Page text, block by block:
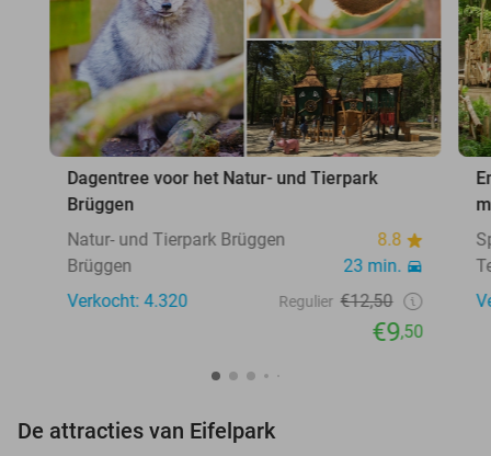
Dagentree voor het Natur- und Tierpark
Brüggen
Natur- und Tierpark Brüggen
8.8
Brüggen
23 min.
Verkocht: 4.320
Regulier €12,50
€9,50
De attracties van Eifelpark